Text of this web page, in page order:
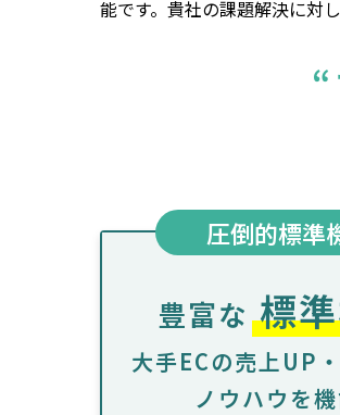
能です。貴社の課題解決に対
圧倒的標準
豊富な 標
大手ECの売上UP
ノウハウを